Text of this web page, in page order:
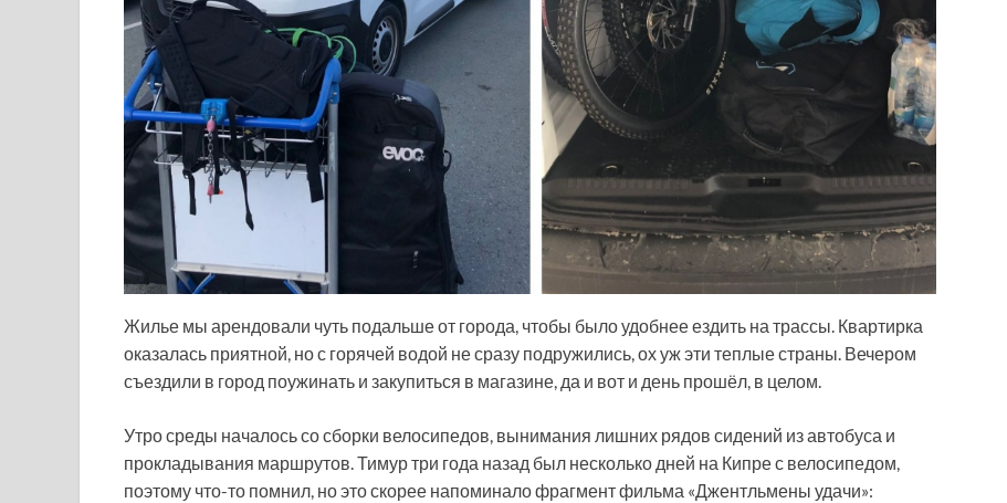
Жилье мы арендовали чуть подальше от города, чтобы было удобнее ездить на трассы. Квартирка
оказалась приятной, но с горячей водой не сразу подружились, ох уж эти теплые страны. Вечером
съездили в город поужинать и закупиться в магазине, да и вот и день прошёл, в целом.
Утро среды началось со сборки велосипедов, вынимания лишних рядов сидений из автобуса и
прокладывания маршрутов. Тимур три года назад был несколько дней на Кипре с велосипедом,
поэтому что-то помнил, но это скорее напоминало фрагмент фильма «Джентльмены удачи»: